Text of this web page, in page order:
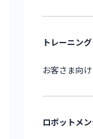
トレーニング
お客さま向
ロボットメ